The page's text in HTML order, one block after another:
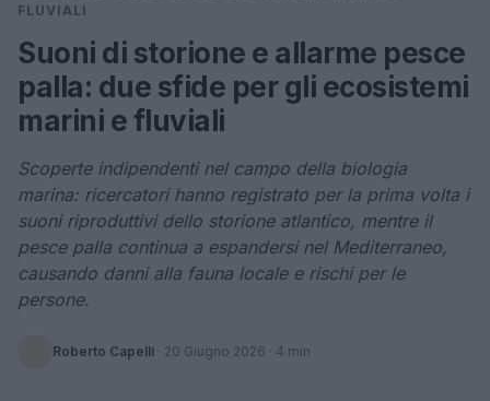
FLUVIALI
Suoni di storione e allarme pesce
palla: due sfide per gli ecosistemi
marini e fluviali
Scoperte indipendenti nel campo della biologia
marina: ricercatori hanno registrato per la prima volta i
suoni riproduttivi dello storione atlantico, mentre il
pesce palla continua a espandersi nel Mediterraneo,
causando danni alla fauna locale e rischi per le
persone.
Roberto Capelli · 20 Giugno 2026 · 4 min